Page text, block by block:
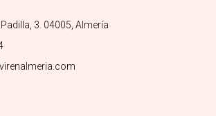
3. 04005, Almería